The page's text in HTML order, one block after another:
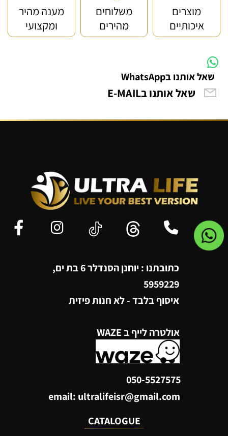
מוצרים
איכותיים
משלוחים
מהירים
מענה מהיר
ומקצועי
שאל אותנו בWhatsApp
שאל אותנו בE-MAIL
כתובתנו : יוחנן הסנדלר 6 בת ים,
5959229
איסוף בלבד - לא חנות פיזית
אולטרה לייף ב WAZE
050-5527575
email: ultralifeisr@gmail.com
CATALOGUE